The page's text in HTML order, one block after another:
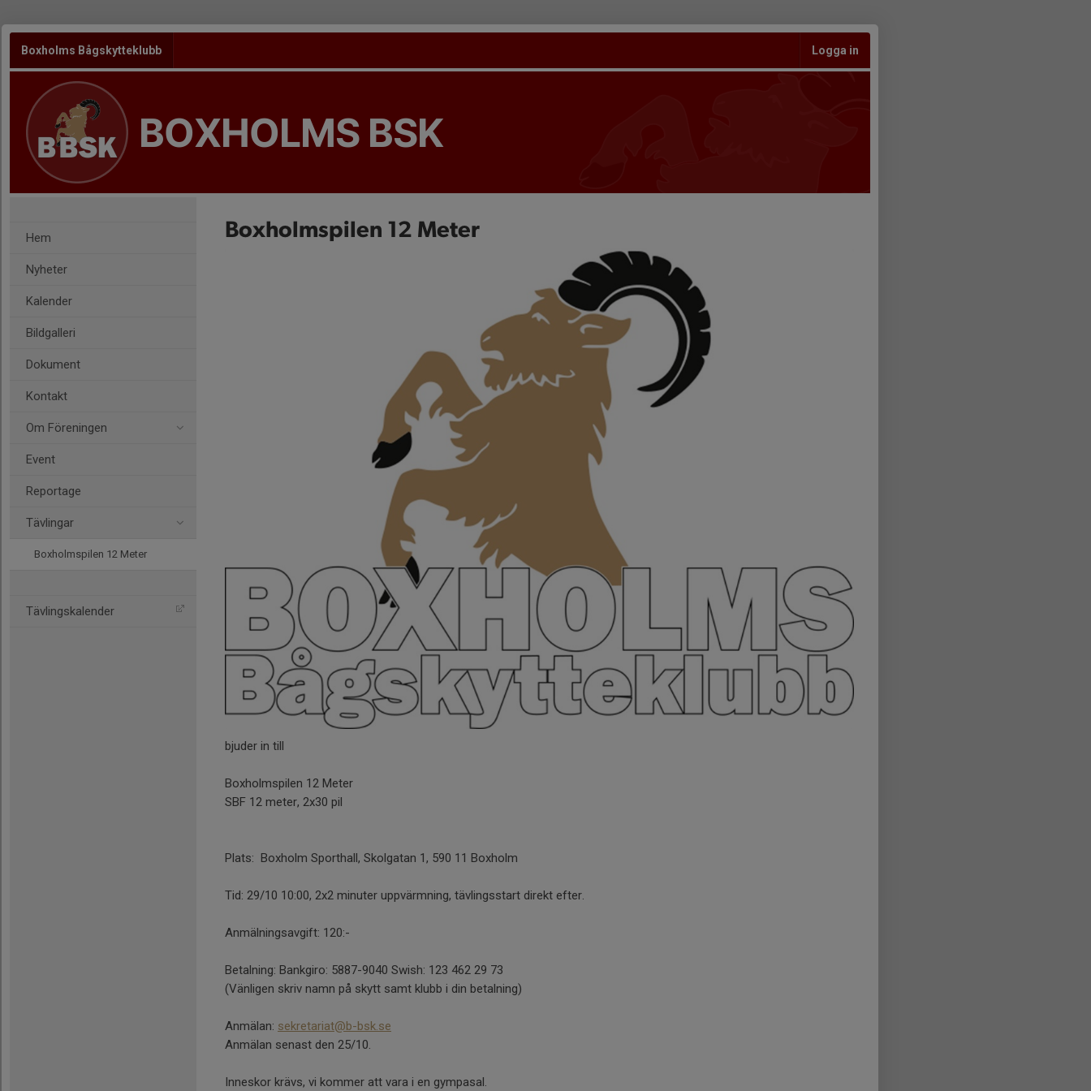
Boxholms Bågskytteklubb Logga in
BOXHOLMS BSK
Hem
Nyheter
Kalender
Bildgalleri
Dokument
Kontakt
Om Föreningen
Event
Reportage
Tävlingar
Boxholmspilen 12 Meter
Tävlingskalender
Boxholmspilen 12 Meter
bjuder in till
Boxholmspilen 12 Meter
SBF 12 meter, 2x30 pil
Plats: Boxholm Sporthall, Skolgatan 1, 590 11 Boxholm
Tid: 29/10 10:00, 2x2 minuter uppvärmning, tävlingsstart direkt efter.
Anmälningsavgift: 120:-
Betalning: Bankgiro: 5887-9040 Swish: 123 462 29 73
(Vänligen skriv namn på skytt samt klubb i din betalning)
Anmälan: sekretariat@b-bsk.se
Anmälan senast den 25/10.
Inneskor krävs, vi kommer att vara i en gympasal.